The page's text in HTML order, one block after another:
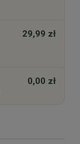
29,99 zł
0,00 zł